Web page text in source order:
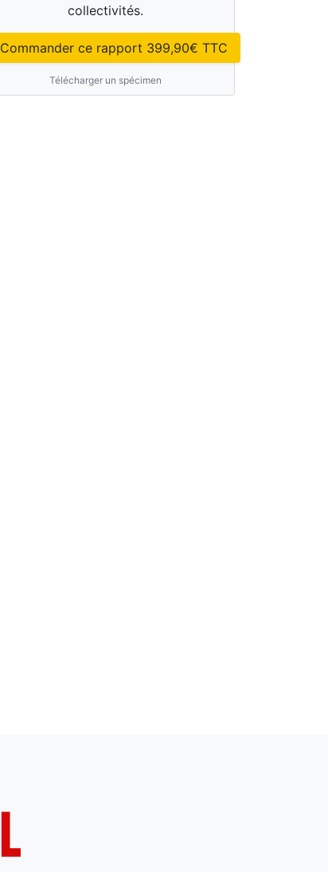
collectivités.
Commander ce rapport 399,90€ TTC
Télécharger un spécimen